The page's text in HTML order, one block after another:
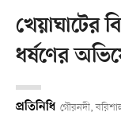
খেয়াঘাটের
ধর্ষণের
প্রতিনিধি গৌরনদী,